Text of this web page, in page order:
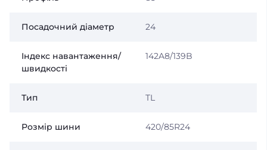
Посадочний діаметр 24
Індекс навантаження/
швидкості
142A8/139B
Тип TL
Розмір шини 420/85R24